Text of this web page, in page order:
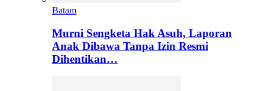
Batam
Murni Sengketa Hak Asuh, Laporan
Anak Dibawa Tanpa Izin Resmi
Dihentikan…